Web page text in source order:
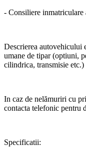
- Consiliere inmatriculare
Descrierea autovehicului
umane de tipar (optiuni,
cilindrica, transmisie etc.)
In caz de nelămuriri cu
contacta telefonic pentru
Specificatii: